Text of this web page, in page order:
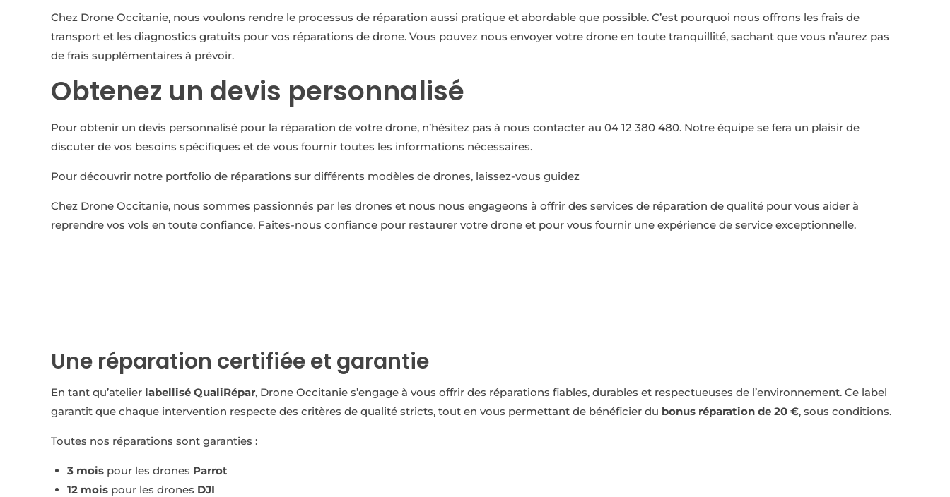
Chez Drone Occitanie, nous voulons rendre le processus de réparation aussi pratique et abordable que possible. C’est pourquoi nous offrons les frais de
transport et les diagnostics gratuits pour vos réparations de drone. Vous pouvez nous envoyer votre drone en toute tranquillité, sachant que vous n’aurez pas
de frais supplémentaires à prévoir.
Obtenez un devis personnalisé
Pour obtenir un devis personnalisé pour la réparation de votre drone, n’hésitez pas à nous contacter au 04 12 380 480. Notre équipe se fera un plaisir de
discuter de vos besoins spécifiques et de vous fournir toutes les informations nécessaires.
Pour découvrir notre portfolio de réparations sur différents modèles de drones, laissez-vous guidez
Chez Drone Occitanie, nous sommes passionnés par les drones et nous nous engageons à offrir des services de réparation de qualité pour vous aider à
reprendre vos vols en toute confiance. Faites-nous confiance pour restaurer votre drone et pour vous fournir une expérience de service exceptionnelle.
Une réparation certifiée et garantie
En tant qu’atelier labellisé QualiRépar, Drone Occitanie s’engage à vous offrir des réparations fiables, durables et respectueuses de l’environnement. Ce label
garantit que chaque intervention respecte des critères de qualité stricts, tout en vous permettant de bénéficier du bonus réparation de 20 €, sous conditions.
Toutes nos réparations sont garanties :
3 moispour les drones Parrot
12 moispour les drones DJI